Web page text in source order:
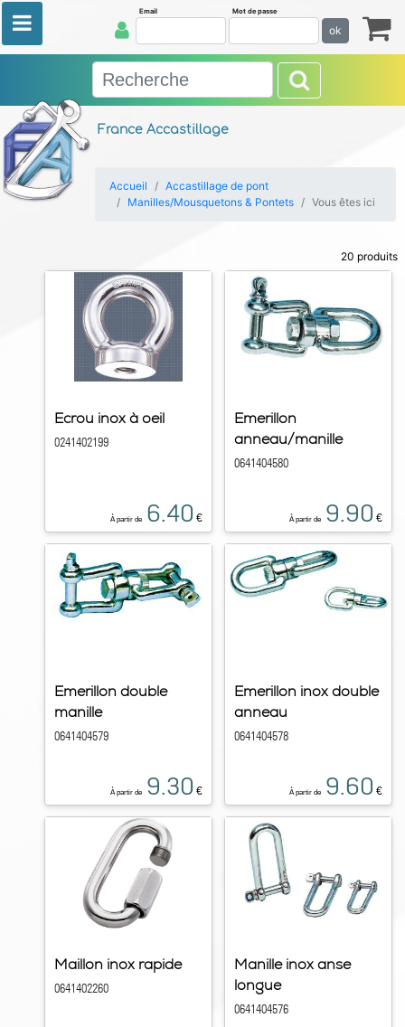
France Accastillage
Email Mot de passe
ok
Accueil
Accastillage de pont
Manilles/Mousquetons & Pontets
Vous êtes ici
20 produits
Ecrou inox à oeil
0241402199
À partir de 6.40 €
Emerillon
anneau/manille
0641404580
À partir de 9.90 €
Emerillon double
manille
0641404579
À partir de 9.30 €
Emerillon inox double
anneau
0641404578
À partir de 9.60 €
Maillon inox rapide
0641402260
Manille inox anse
longue
0641404576